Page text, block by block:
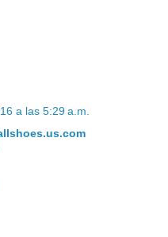
a las 5:29 a.m.